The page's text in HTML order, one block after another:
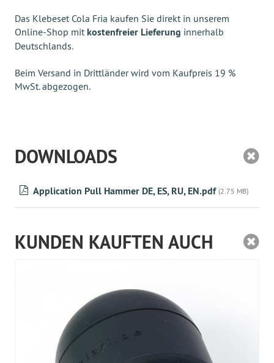
Das Klebeset Cola Fria kaufen Sie direkt in unserem
Online-Shop mit kostenfreier Lieferung innerhalb
Deutschlands.
Beim Versand in Drittländer wird vom Kaufpreis 19 %
MwSt. abgezogen.
DOWNLOADS
Application Pull Hammer DE, ES, RU, EN.pdf (2.75 MB)
KUNDEN KAUFTEN AUCH